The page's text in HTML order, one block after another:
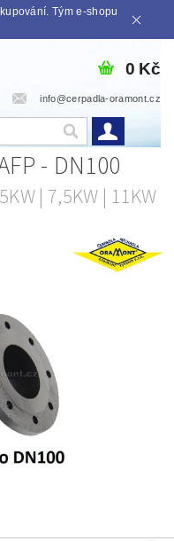
Tým e-shopu
info@cerpadla-oramont.cz
0 Kč
- DN100
| 7,5KW | 11KW